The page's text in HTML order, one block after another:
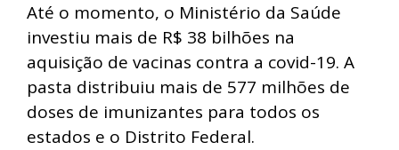
Até o momento, o Ministério da Saúde
investiu mais de R$ 38 bilhões na
aquisição de vacinas contra a covid-19. A
pasta distribuiu mais de 577 milhões de
doses de imunizantes para todos os
estados e o Distrito Federal.